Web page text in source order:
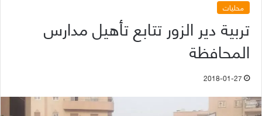
محليات
تربية دير الزور تتابع تأهيل مدارس
المحافظة
2018-01-27